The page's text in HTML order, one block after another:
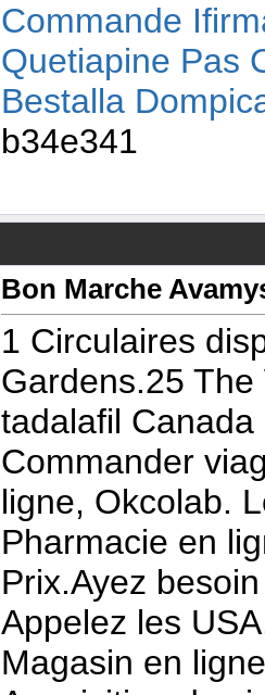
Commande
Quetiapine Pas
Bestalla
b34e341
Bon Marche
1 Circulaires
Gardens.25
tadalafil
Commander
ligne, Okcolab.
Pharmacie en
Prix.Ayez
Appelez les
Magasin en